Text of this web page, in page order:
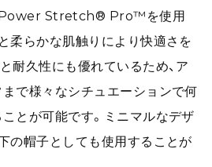
Stretch® Pro™を使用
柔らかな肌触りにより快適さを
耐久性にも優れているため、ア
で様々なシチュエーションで何
とが可能です。ミニマルなデザ
の帽子としても使用することが